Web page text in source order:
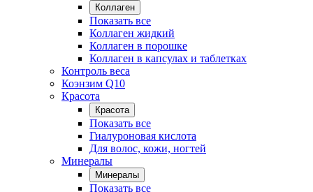
Коллаген
Показать все
Коллаген жидкий
Коллаген в порошке
Коллаген в капсулах и таблетках
Контроль веса
Коэнзим Q10
Красота
Красота
Показать все
Гиалуроновая кислота
Для волос, кожи, ногтей
Минералы
Минералы
Показать все